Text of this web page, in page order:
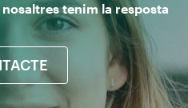
tenim la resposta